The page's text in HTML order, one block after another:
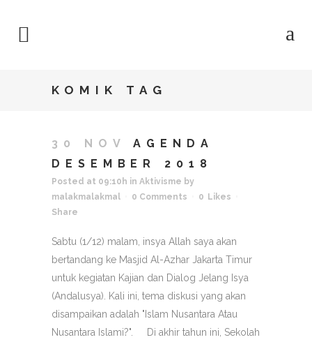
KOMIK TAG
30 NOV
AGENDA
DESEMBER 2018
Posted at 09:10h in Aktivisme by
malakmalakmal
0 Comments 0
Likes
Share
Sabtu (1/12) malam, insya Allah saya akan
bertandang ke Masjid Al-Azhar Jakarta Timur
untuk kegiatan Kajian dan Dialog Jelang Isya
(Andalusya). Kali ini, tema diskusi yang akan
disampaikan adalah "Islam Nusantara Atau
Nusantara Islami?". Di akhir tahun ini, Sekolah